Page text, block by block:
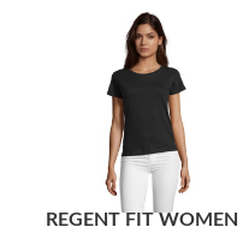
REGENT FIT WOMEN